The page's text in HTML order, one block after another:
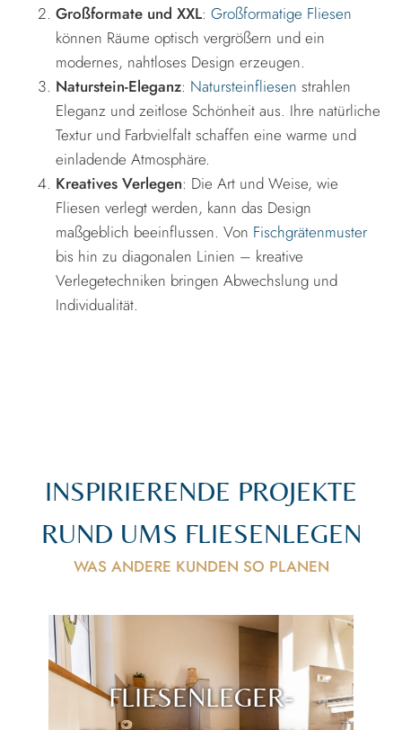
Großformate und XXL:Großformatige Fliesen
können Räume optisch vergrößern und ein
modernes, nahtloses Design erzeugen.
Naturstein-Eleganz: Natursteinfliesen strahlen
Eleganz und zeitlose Schönheit aus. Ihre natürliche
Textur und Farbvielfalt schaffen eine warme und
einladende Atmosphäre.
Kreatives Verlegen: Die Art und Weise, wie
Fliesen verlegt werden, kann das Design
maßgeblich beeinflussen. Von Fischgrätenmuster
bis hin zu diagonalen Linien – kreative
Verlegetechniken bringen Abwechslung und
Individualität.
INSPIRIERENDE PROJEKTE
RUND UMS FLIESENLEGEN
WAS ANDERE KUNDEN SO PLANEN
FLIESENLEGER-